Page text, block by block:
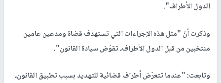
الدول الأطراف".
وذكرت أنّ "مثل هذه الإجراءات التي تستهدف قضاة ومدعين عامين
منتخبين من قبل الدول الأطراف، تقوّض سيادة القانون".
وتابعت: "عندما تتعرّض أطراف قضائية للتهديد بسبب تطبيق القانون،